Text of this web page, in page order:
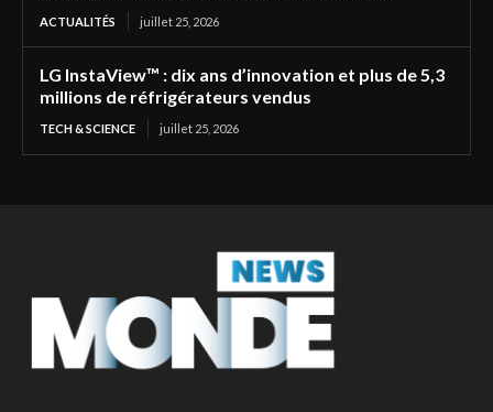
ACTUALITÉS juillet 25, 2026
LG InstaView™ : dix ans d’innovation et plus de 5,3
millions de réfrigérateurs vendus
TECH & SCIENCE juillet 25, 2026